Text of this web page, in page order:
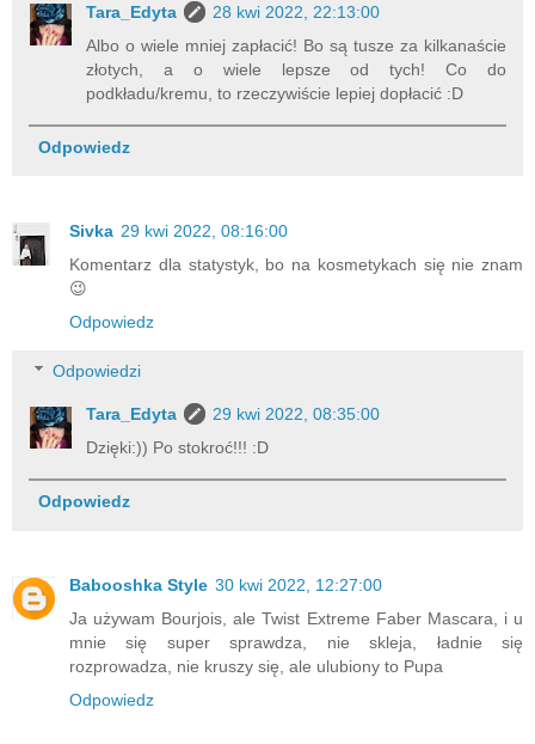
Tara_Edyta
28 kwi 2022, 22:13:00
Albo o wiele mniej zapłacić! Bo są tusze za kilkanaście
złotych, a o wiele lepsze od tych! Co do
podkładu/kremu, to rzeczywiście lepiej dopłacić :D
Odpowiedz
Sivka 29 kwi 2022, 08:16:00
Komentarz dla statystyk, bo na kosmetykach się nie znam
😉
Odpowiedz
Odpowiedzi
Tara_Edyta
29 kwi 2022, 08:35:00
Dzięki:)) Po stokroć!!! :D
Odpowiedz
Babooshka Style 30 kwi 2022, 12:27:00
Ja używam Bourjois, ale Twist Extreme Faber Mascara, i u
mnie się super sprawdza, nie skleja, ładnie się
rozprowadza, nie kruszy się, ale ulubiony to Pupa
Odpowiedz